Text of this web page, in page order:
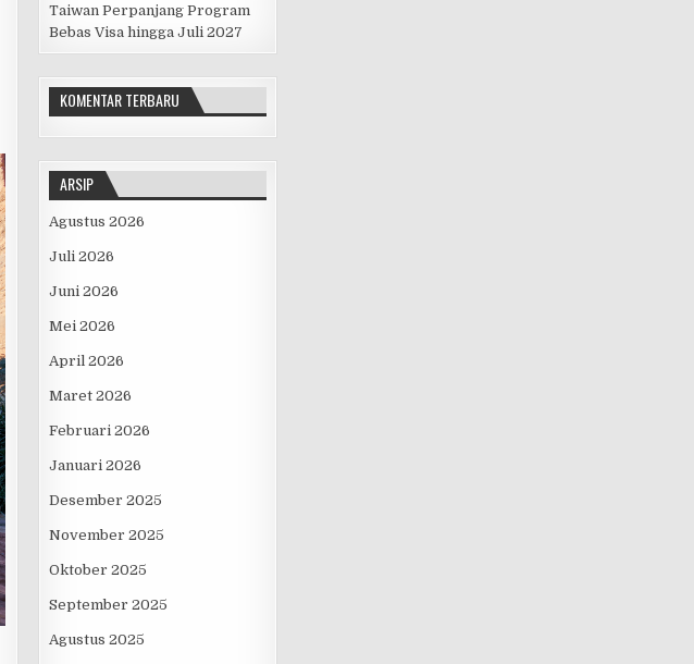
Taiwan Perpanjang Program
Bebas Visa hingga Juli 2027
KOMENTAR TERBARU
ARSIP
Agustus 2026
Juli 2026
Juni 2026
Mei 2026
April 2026
Maret 2026
Februari 2026
Januari 2026
Desember 2025
November 2025
Oktober 2025
September 2025
Agustus 2025